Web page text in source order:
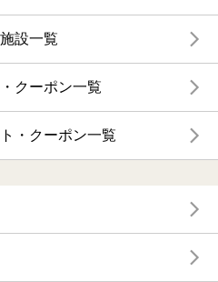
設一覧
クーポン一覧
・クーポン一覧